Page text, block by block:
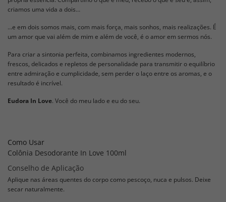
criamos uma vida a dois…
…e em dois somos mais, com mais força, mais sonhos, mais realizações. É
um amor que vai além de mim e além de você, é o amor em sermos nós.
Para criar a sintonia perfeita, combinamos ingredientes modernos,
frescos, delicados e repletos de personalidade para transmitir o equilíbrio
entre admiração e cumplicidade, sem perder o laço entre os aromas, e o
resultado é incrível.
Eudora In Love. Você do meu lado e eu do seu.
Como Usar
Colônia Desodorante In Love 100ml
Conselho de Aplicação
Aplique nas áreas quentes do corpo como pescoço, nuca e pulsos. Deixe
secar naturalmente.